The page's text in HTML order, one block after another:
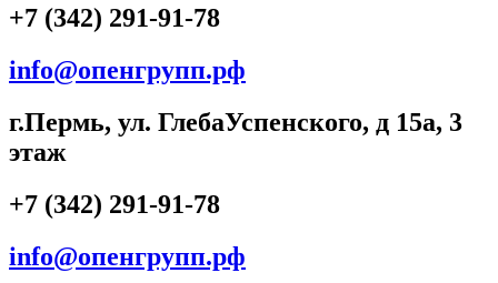
+7 (342) 291-91-78
info@опенгрупп.рф
г.Пермь, ул. ГлебаУспенского, д 15а, 3
этаж
+7 (342) 291-91-78
info@опенгрупп.рф